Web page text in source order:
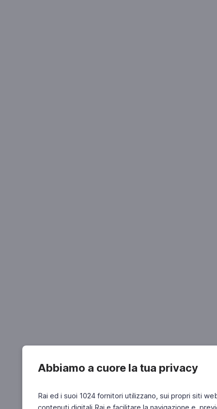
Abbiamo a cuore la tua privacy
Rai ed i suoi 1024 fornitori utilizzano, sui propri siti